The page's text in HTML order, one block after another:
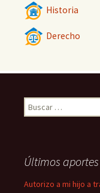
Historia
Derecho
Buscar:
Últimos aportes
Autorizo a mi hijo a